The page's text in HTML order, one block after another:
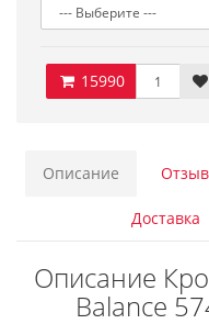
15990
Описание
Доставка
Описание
Balance